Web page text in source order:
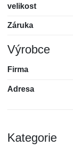
velikost
Záruka
Výrobce
Firma
Adresa
Kategorie